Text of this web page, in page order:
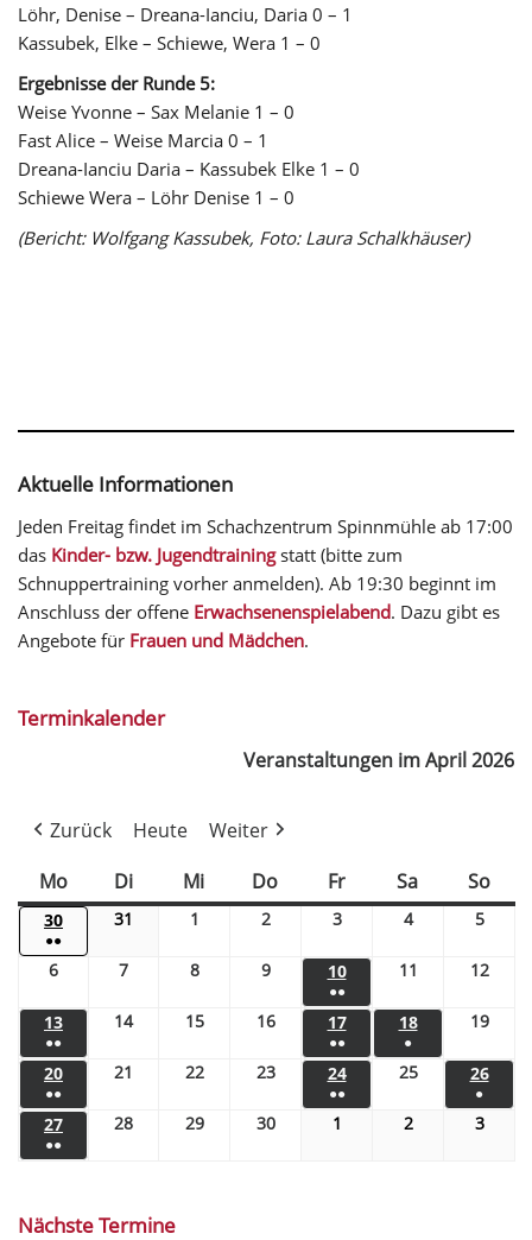
Löhr, Denise – Dreana-Ianciu, Daria 0 – 1
Kassubek, Elke – Schiewe, Wera 1 – 0
Ergebnisse der Runde 5:
Weise Yvonne – Sax Melanie 1 – 0
Fast Alice – Weise Marcia 0 – 1
Dreana-Ianciu Daria – Kassubek Elke 1 – 0
Schiewe Wera – Löhr Denise 1 – 0
(Bericht: Wolfgang Kassubek, Foto: Laura Schalkhäuser)
Aktuelle Informationen
Jeden Freitag findet im Schachzentrum Spinnmühle ab 17:00
das Kinder- bzw. Jugendtrainingstatt (bitte zum
Schnuppertraining vorher anmelden). Ab 19:30 beginnt im
Anschluss der offene Erwachsenenspielabend. Dazu gibt es
Angebote für Frauen und Mädchen.
Terminkalender
Veranstaltungen im April 2026
Zurück Heute
Weiter
Mo
Di Mi Do Fr Sa So
30
●●
31 1 2 3 4 5
6 7 8 9 10
●●
11 12
13
●●
14 15 16 17
●●
18
●
19
20
●●
21 22 23 24
●●
25 26
●
27
●●
28 29 30 1 2 3
Nächste Termine